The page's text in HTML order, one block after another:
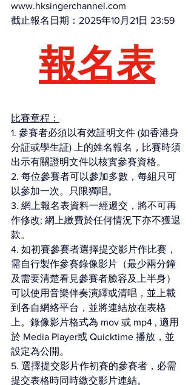
www.hksingerchannel.com
截止報名日期：2025年10月21日 23:59
報名表
比賽章程：
1. 參賽者必須以有效証明文件 (如香港身
分証或學生証) 上的姓名報名，比賽時須
出示有關證明文件以核實參賽資格。
2. 每位參賽者可以參加多數，每組只可
以參加一次。只限獨唱。
3. 網上報名表資料一經遞交，將不可再
作修改; 網上繳費於任何情況下亦不獲退
款。
4. 如初賽參賽者選擇提交影片作比賽，
需自行製作參賽錄像影片（最少兩分鐘
及需要清楚看見參賽者臉容及上半身）
可以使用音樂伴奏演繹或清唱，並上載
到各自網絡平台，並將連結放在表格
上。錄像影片格式為 mov 或 mp4 , 適用
於 Media Player或 Quicktime 播放，並
設定為公開。
5. 選擇提交影片作初賽的參賽者，必需
提交表格時同時繳交影片連結。